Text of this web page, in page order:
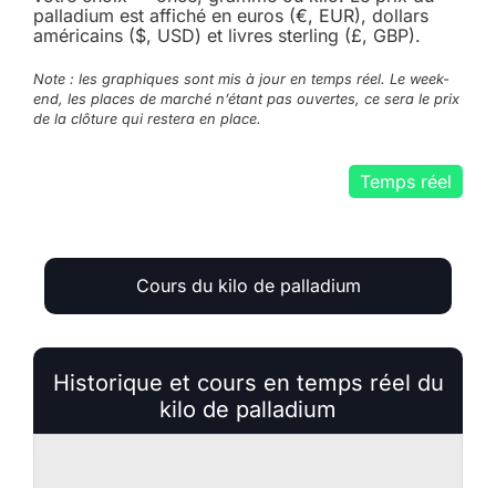
palladium est affiché en euros (€, EUR), dollars
américains ($, USD) et livres sterling (£, GBP).
Note : les graphiques sont mis à jour en temps réel. Le week-
end, les places de marché n’étant pas ouvertes, ce sera le prix
de la clôture qui restera en place.
Temps réel
Cours du kilo de palladium
Historique et cours en temps réel du
kilo de palladium